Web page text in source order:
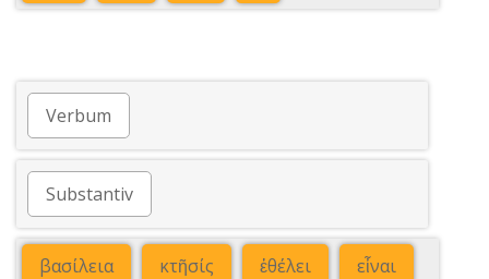
Verbum
Substantiv
βασίλεια κτῆσίς ἐθέλει εἶναι